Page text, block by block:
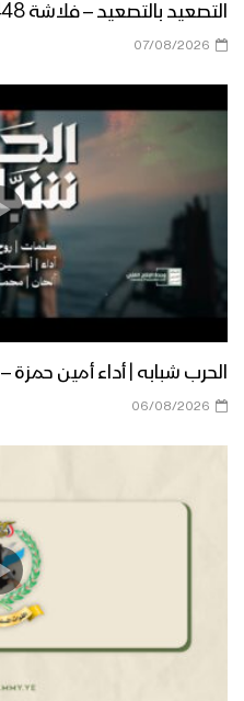
التصعيد بالتصعيد – فلاشة 1448هـ
07/08/2026
الحرب شبابه | أداء أمين حمزة – 1448هـ
06/08/2026